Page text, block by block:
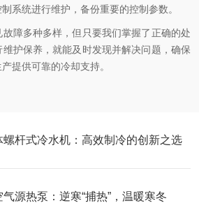
系统进行维护，备份重要的控制参数。
多种多样，但只要我们掌握了正确的处
护保养，就能及时发现并解决问题，确保
提供可靠的冷却支持。
螺杆式冷水机：高效制冷的创新之选
气源热泵：逆寒“捕热”，温暖寒冬